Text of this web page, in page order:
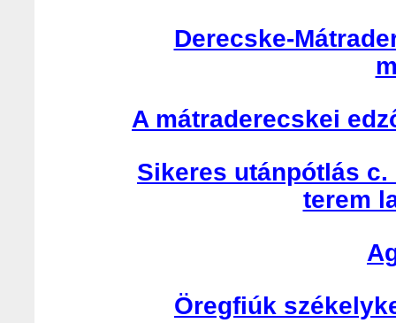
Derecske-
A mátraderecskei
Sikeres utánpótlás c.
terem
Öregfiúk